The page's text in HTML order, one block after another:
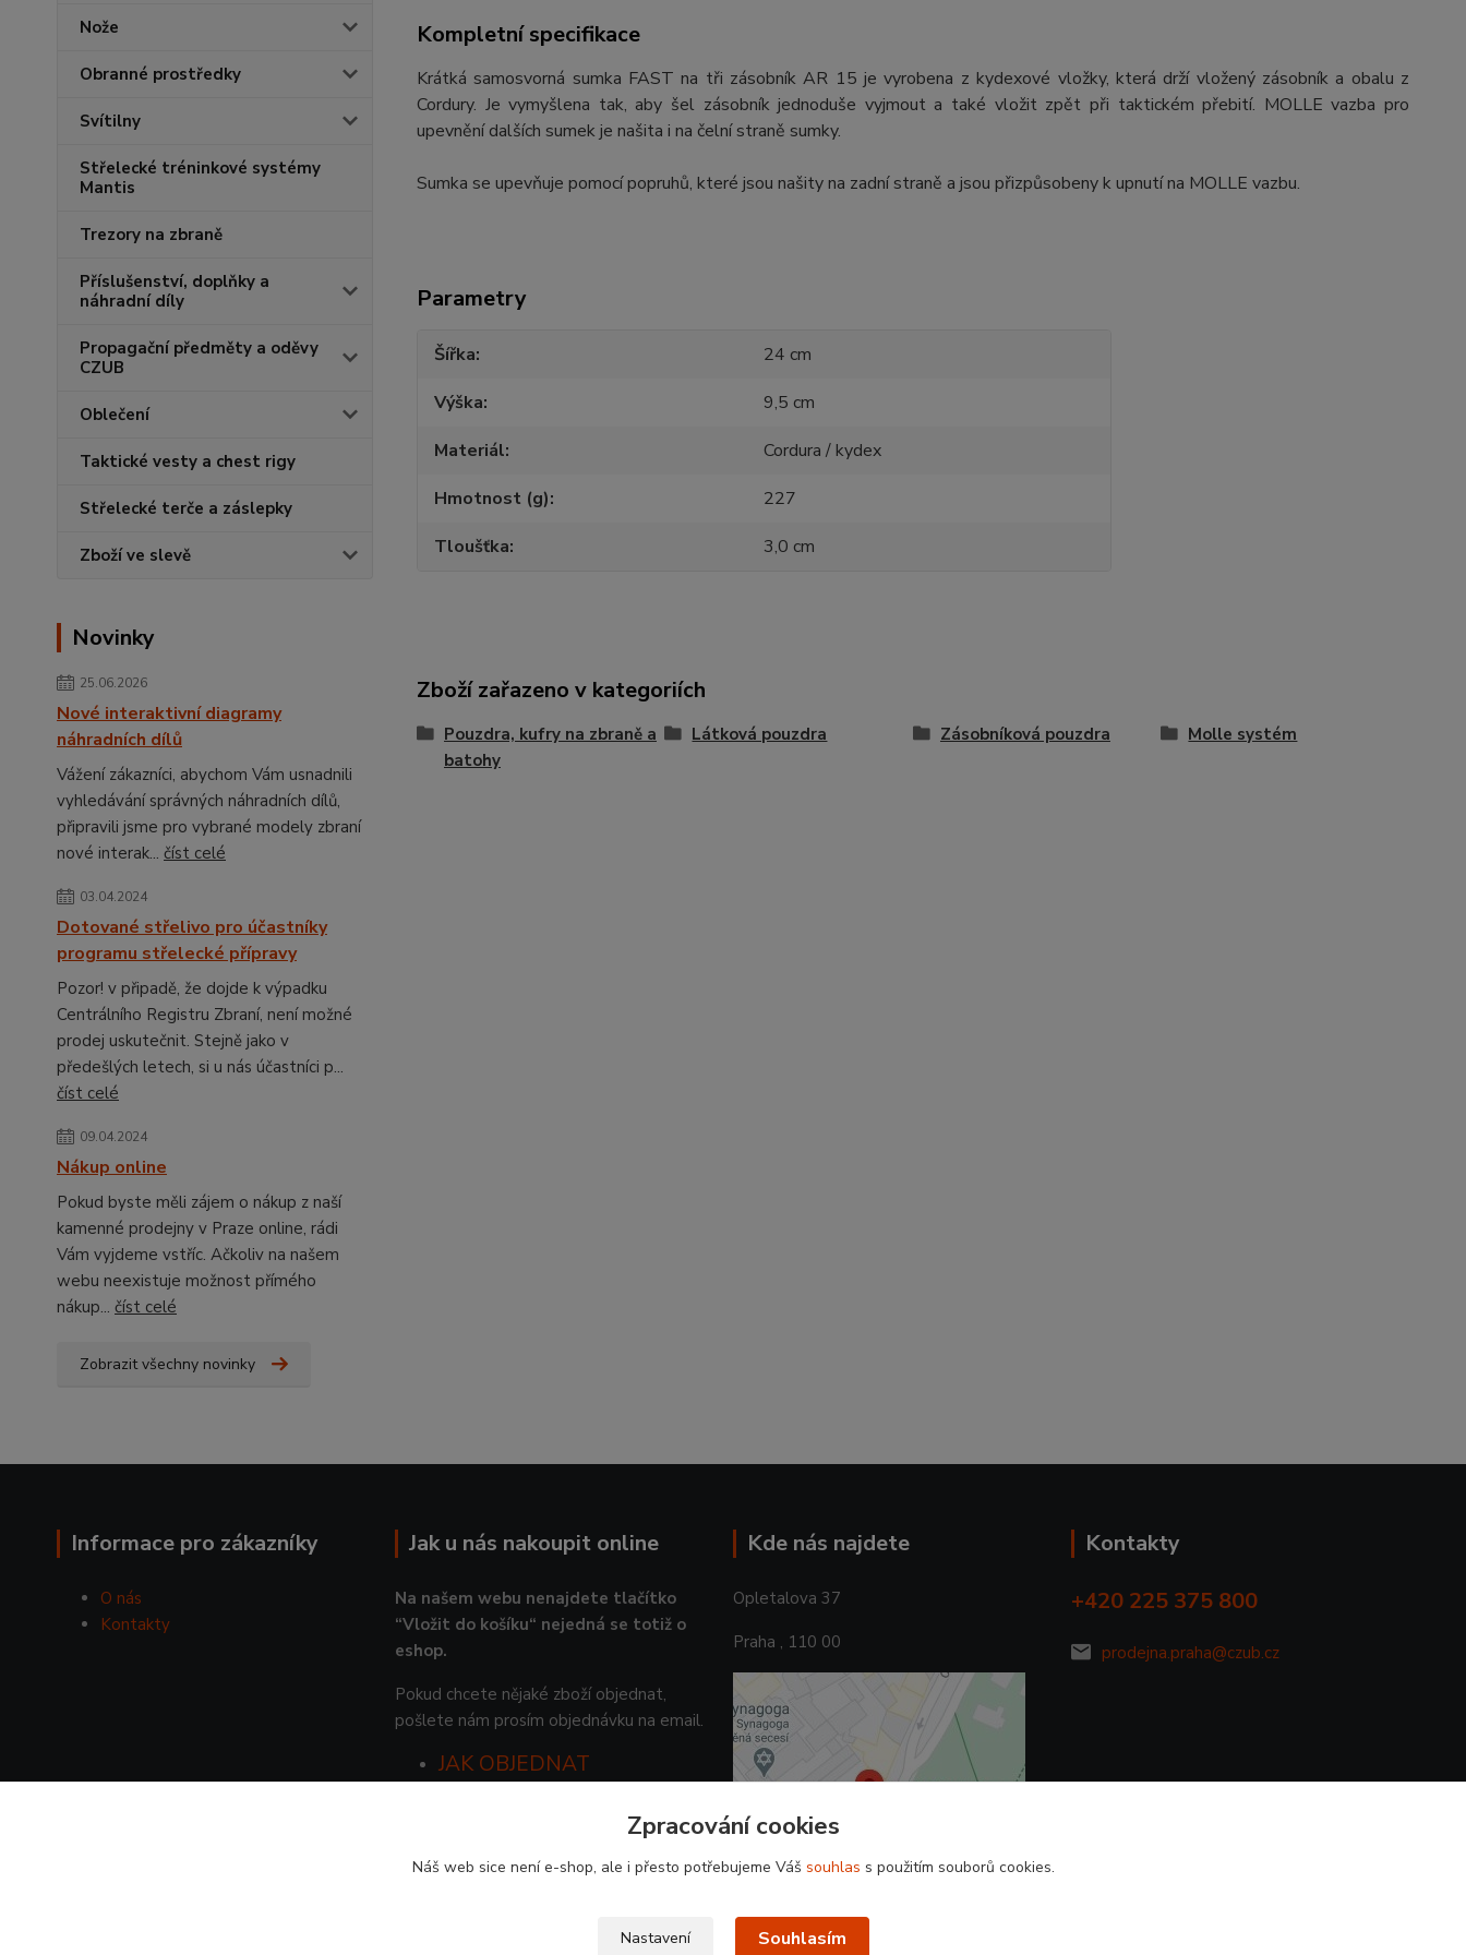
Nože
Obranné prostředky
Svítilny
Střelecké tréninkové systémy
Mantis
Trezory na zbraně
Příslušenství, doplňky a
náhradní díly
Propagační předměty a oděvy
CZUB
Oblečení
Taktické vesty a chest rigy
Střelecké terče a záslepky
Zboží ve slevě
Novinky
25.06.2026
Nové interaktivní diagramy
náhradních dílů
Vážení zákazníci, abychom Vám usnadnili
vyhledávání správných náhradních dílů,
připravili jsme pro vybrané modely zbraní
nové interak... číst celé
03.04.2024
Dotované střelivo pro účastníky
programu střelecké přípravy
Pozor! v připadě, že dojde k výpadku
Centrálního Registru Zbraní, není možné
prodej uskutečnit. Stejně jako v
předešlých letech, si u nás účastníci p...
číst celé
09.04.2024
Nákup online
Pokud byste měli zájem o nákup z naší
kamenné prodejny v Praze online, rádi
Vám vyjdeme vstříc. Ačkoliv na našem
webu neexistuje možnost přímého
nákup... číst celé
Zobrazit všechny novinky
Kompletní specifikace
Krátká samosvorná sumka FAST na tři zásobník AR 15 je vyrobena z kydexové vložky, která drží vložený zásobník a obalu z
Cordury. Je vymyšlena tak, aby šel zásobník jednoduše vyjmout a také vložit zpět při taktickém přebití. MOLLE vazba pro
upevnění dalších sumek je našita i na čelní straně sumky.
Sumka se upevňuje pomocí popruhů, které jsou našity na zadní straně a jsou přizpůsobeny k upnutí na MOLLE vazbu.
Parametry
Šířka
24 cm
Výška
9,5 cm
Materiál
Cordura / kydex
Hmotnost (g)
227
Tloušťka
3,0 cm
Zboží zařazeno v kategoriích
Pouzdra, kufry na zbraně a
batohy
Látková pouzdra Zásobníková pouzdra Molle systém
Informace pro zákazníky
O nás
Kontakty
Jak u nás nakoupit online
Na našem webu nenajdete tlačítko
“Vložit do košíku“ nejedná se totiž o
eshop.
Pokud chcete nějaké zboží objednat,
pošlete nám prosím objednávku na email.
JAK OBJEDNAT
Kde nás najdete
Opletalova 37
Praha , 110 00
Kontakty
+420 225 375 800
prodejna.praha@czub.cz
Zpracování cookies
Náš web sice není e-shop, ale i přesto potřebujeme Váš souhlas s použitím souborů cookies.
Nastavení Souhlasím